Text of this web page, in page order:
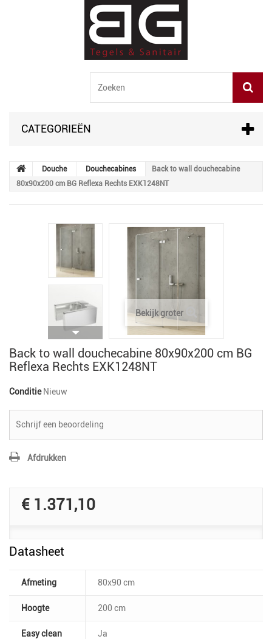
CATEGORIEËN
Douche Douchecabines
Back to wall douchecabine
80x90x200 cm BG Reflexa Rechts EXK1248NT
Bekijk groter
Back to wall douchecabine 80x90x200 cm BG
Reflexa Rechts EXK1248NT
Conditie Nieuw
Schrijf een beoordeling
Afdrukken
€ 1.371,10
Datasheet
Afmeting 80x90 cm
Hoogte 200 cm
Easy clean Ja